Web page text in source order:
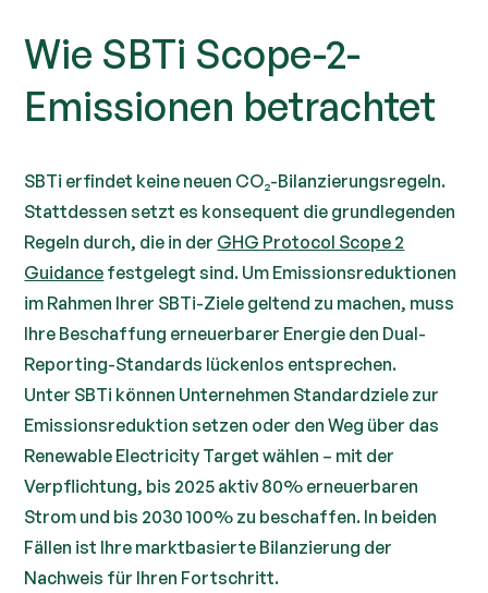
Wie SBTi Scope-2-
Emissionen betrachtet
SBTi erfindet keine neuen CO₂-Bilanzierungsregeln.
Stattdessen setzt es konsequent die grundlegenden
Regeln durch, die in der GHG Protocol Scope 2
Guidance festgelegt sind. Um Emissionsreduktionen
im Rahmen Ihrer SBTi-Ziele geltend zu machen, muss
Ihre Beschaffung erneuerbarer Energie den Dual-
Reporting-Standards lückenlos entsprechen.
Unter SBTi können Unternehmen Standardziele zur
Emissionsreduktion setzen oder den Weg über das
Renewable Electricity Target wählen – mit der
Verpflichtung, bis 2025 aktiv 80% erneuerbaren
Strom und bis 2030 100% zu beschaffen. In beiden
Fällen ist Ihre marktbasierte Bilanzierung der
Nachweis für Ihren Fortschritt.